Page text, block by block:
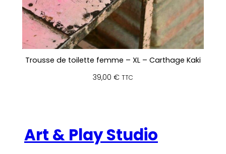
Trousse de toilette femme – XL – Carthage Kaki
39,00 € TTC
Art & Play Studio